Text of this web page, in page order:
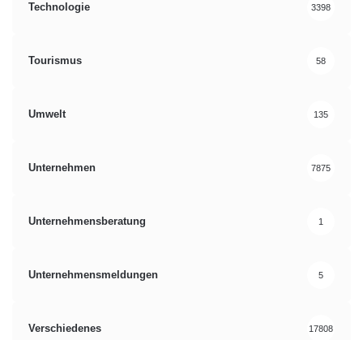
Technologie 3398
Tourismus 58
Umwelt 135
Unternehmen 7875
Unternehmensberatung 1
Unternehmensmeldungen 5
Verschiedenes 17808